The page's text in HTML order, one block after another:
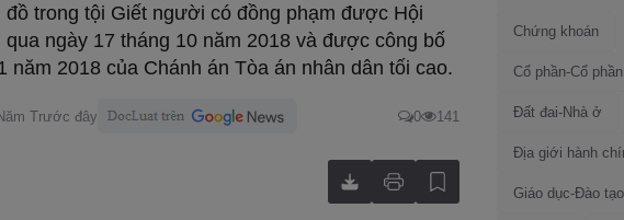
trong tội Giết người có đồng phạm được Hội
ngày 17 tháng 10 năm 2018 và được công bố
2018 của Chánh án Tòa án nhân dân tối cao.
Trước đây 0 141
Chứng khoán
Cổ phần-Cổ
Đất đai-Nhà ở
Địa giới hành
Giáo dục-Đào